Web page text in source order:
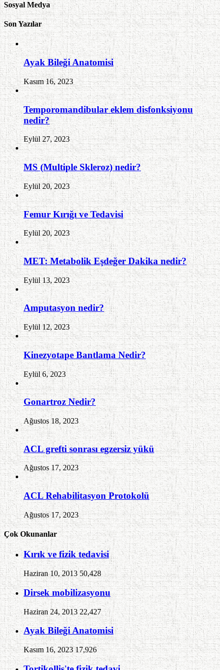
Sosyal Medya
Son Yazılar
Ayak Bileği Anatomisi
Kasım 16, 2023
Temporomandibular eklem disfonksiyonu
nedir?
Eylül 27, 2023
MS (Multiple Skleroz) nedir?
Eylül 20, 2023
Femur Kırığı ve Tedavisi
Eylül 20, 2023
MET: Metabolik Eşdeğer Dakika nedir?
Eylül 13, 2023
Amputasyon nedir?
Eylül 12, 2023
Kinezyotape Bantlama Nedir?
Eylül 6, 2023
Gonartroz Nedir?
Ağustos 18, 2023
ACL grefti sonrası egzersiz yükü
Ağustos 17, 2023
ACL Rehabilitasyon Protokolü
Ağustos 17, 2023
Çok Okunanlar
Kırık ve fizik tedavisi
Haziran 10, 2013 50,428
Dirsek mobilizasyonu
Haziran 24, 2013 22,427
Ayak Bileği Anatomisi
Kasım 16, 2023 17,926